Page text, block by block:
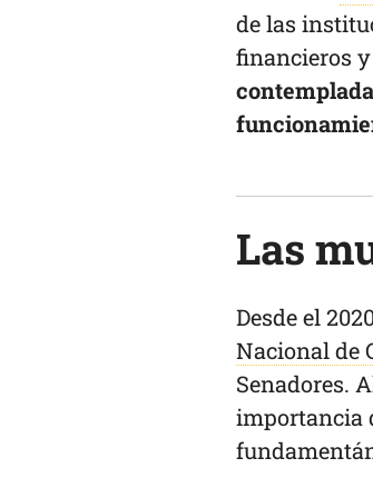
de las
financieros
Las
Desde el
Nacional de
Senadores.
importancia